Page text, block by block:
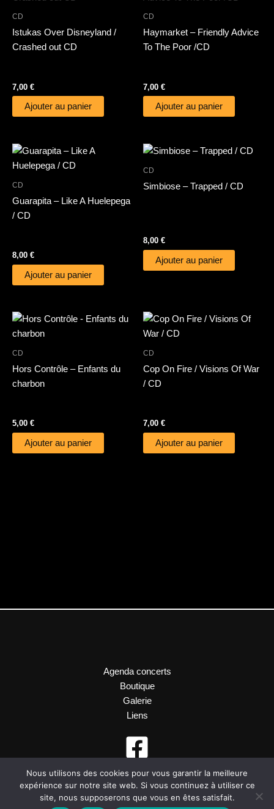
CD
Istukas Over Disneyland /
Crashed out CD
7,00 €
Ajouter au panier
CD
Haymarket – Friendly Advice
To The Poor /CD
7,00 €
Ajouter au panier
CD
Guarapita – Like A Huelepega
/ CD
8,00 €
Ajouter au panier
CD
Simbiose – Trapped / CD
8,00 €
Ajouter au panier
CD
Hors Contrôle – Enfants du
charbon
5,00 €
Ajouter au panier
CD
Cop On Fire / Visions Of War
/ CD
7,00 €
Ajouter au panier
Agenda concerts
Boutique
Galerie
Liens
Nous utilisons des cookies pour vous garantir la meilleure
expérience sur notre site web. Si vous continuez à utiliser ce
site, nous supposerons que vous en êtes satisfait.